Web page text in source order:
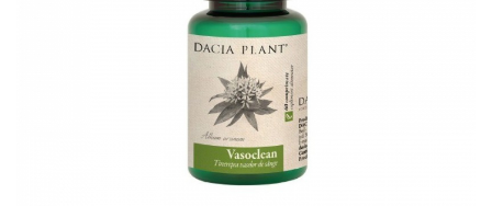
SUPLIMENTE CARDIO VASCULARE
HEPATOPROTECTOARE-BILA